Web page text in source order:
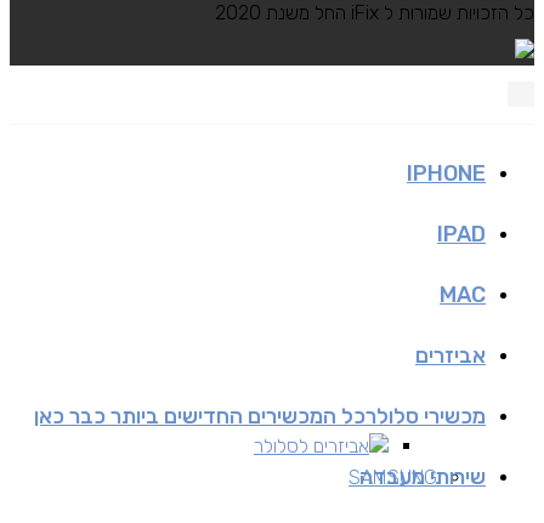
כל הזכויות שמורות ל iFix החל משנת 2020
IPHONE
IPAD
MAC
אביזרים
אביזרים לסלולר
מכשירי סלולרכל המכשירים החדישים ביותר כבר כאן
SAMSUNG
שירותי מעבדה